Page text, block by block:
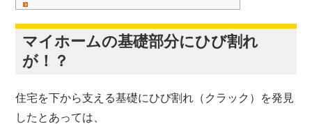
マイホームの基礎部分にひび割れ
が！？
住宅を下から支える基礎にひび割れ（クラック）を発見
したとあっては、